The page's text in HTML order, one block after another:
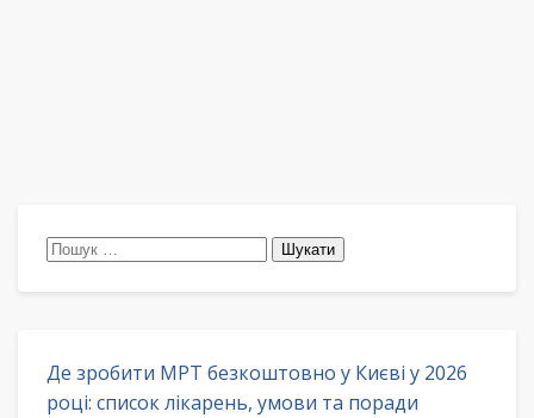
Пошук:
Де зробити МРТ безкоштовно у Києві у 2026
році: список лікарень, умови та поради